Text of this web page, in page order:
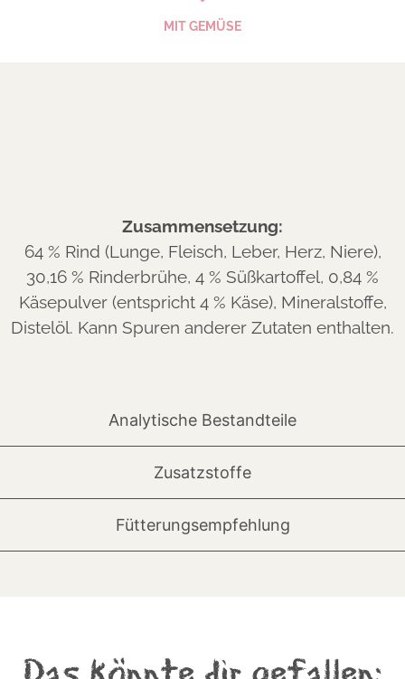
MIT GEMÜSE
Analytische Bestandteile
Zusatzstoffe
Fütterungsempfehlung
Zusammensetzung:
64 % Rind (Lunge, Fleisch, Leber, Herz, Niere),
30,16 % Rinderbrühe, 4 % Süßkartoffel, 0,84 %
Käsepulver (entspricht 4 % Käse), Mineralstoffe,
Distelöl. Kann Spuren anderer Zutaten enthalten.